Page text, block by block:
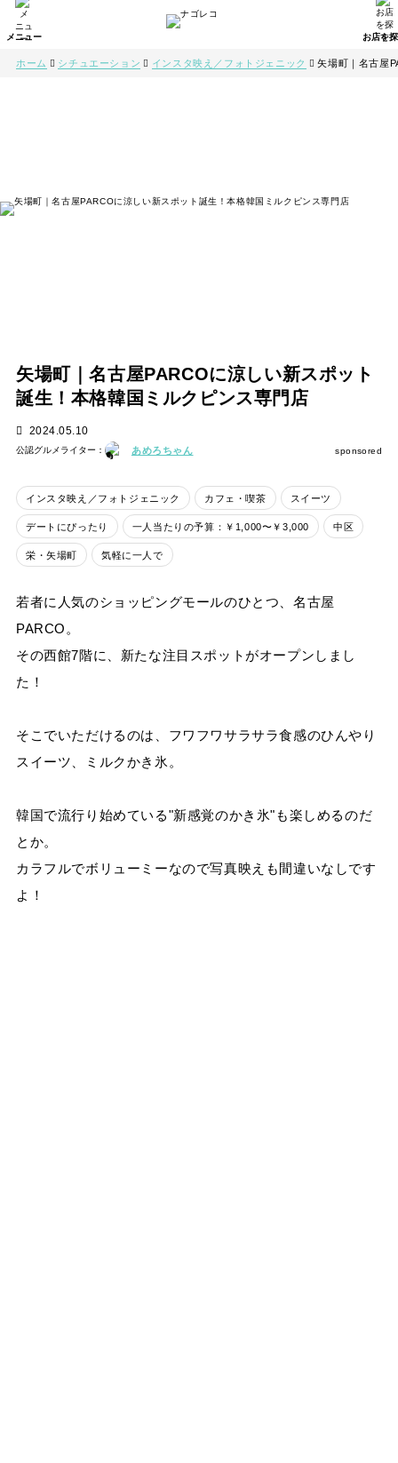
ホーム シチュエーション インスタ映え／フォトジェニック 矢場町｜名古屋
矢場町｜名古屋PARCOに涼しい新スポット
誕生！本格韓国ミルクピンス専門店
2024.05.10
公認グルメライター： あめろちゃん sponsored
インスタ映え／フォトジェニック カフェ・喫茶 スイーツ
デートにぴったり 一人当たりの予算：￥1,000〜￥3,000 中区
栄・矢場町 気軽に一人で
若者に人気のショッピングモールのひとつ、名古屋
PARCO。
その西館7階に、新たな注目スポットがオープンしまし
た！
そこでいただけるのは、フワフワサラサラ食感のひんやり
スイーツ、ミルクかき氷。
韓国で流行り始めている"新感覚のかき氷"も楽しめるのだ
とか。
カラフルでボリューミーなので写真映えも間違いなしです
よ！